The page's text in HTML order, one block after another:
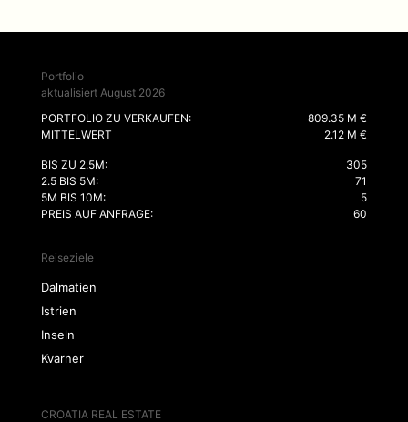
Portfolio
aktualisiert August 2026
PORTFOLIO ZU VERKAUFEN:
809.35 M €
MITTELWERT
2.12 M €
BIS ZU 2.5M:
305
2.5 BIS 5M:
71
5M BIS 10M:
5
PREIS AUF ANFRAGE:
60
Reiseziele
Dalmatien
Istrien
Inseln
Kvarner
CROATIA REAL ESTATE